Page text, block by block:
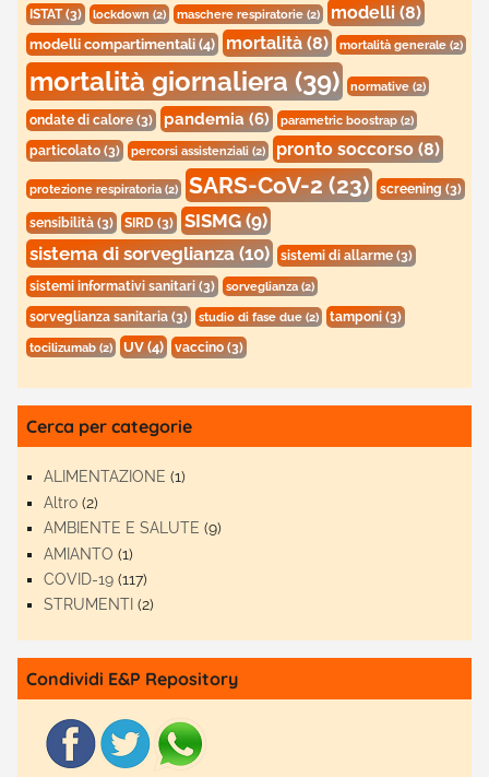
ISTAT(3) lockdown(2) maschere respiratorie(2) modelli(8)
modelli compartimentali(4) mortalità(8) mortalità generale(2)
mortalità giornaliera(39) normative(2)
ondate di calore(3) pandemia(6) parametric boostrap(2)
particolato(3) percorsi assistenziali(2) pronto soccorso(8)
protezione respiratoria(2) SARS-CoV-2(23) screening(3)
sensibilità(3) SIRD(3) SISMG(9)
sistema di sorveglianza(10) sistemi di allarme(3)
sistemi informativi sanitari(3) sorveglianza(2)
sorveglianza sanitaria(3) studio di fase due(2) tamponi(3)
tocilizumab(2) UV(4) vaccino(3)
Cerca per categorie
ALIMENTAZIONE (1)
Altro (2)
AMBIENTE E SALUTE (9)
AMIANTO (1)
COVID-19 (117)
STRUMENTI (2)
Condividi E&P Repository